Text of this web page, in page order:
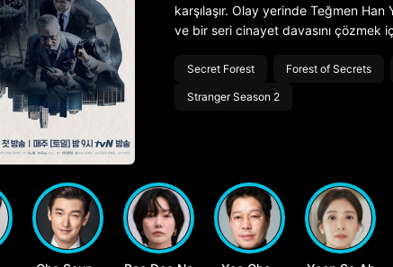
karşılaşır. Olay yerinde Teğmen Han
ve bir seri cinayet davasını çözmek
Secret Forest Forest of Secrets
Stranger Season 2